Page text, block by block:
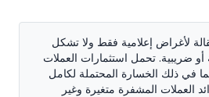
لأغراض إعلامية فقط ولا تشكل
أو ضريبية. تحمل استثمارات العملات
في ذلك الخسارة المحتملة لكامل
العملات المشفرة متغيرة وغير